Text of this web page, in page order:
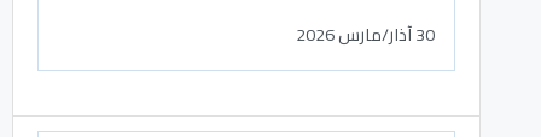
30 آذار/مارس 2026